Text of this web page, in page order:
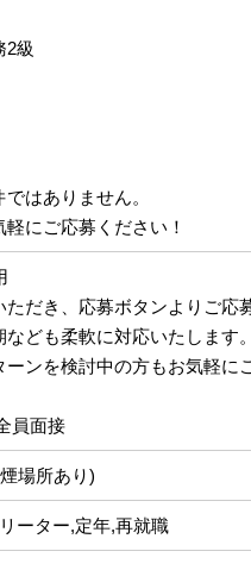
2級
はありません。
にご応募ください！
だき、応募ボタンよりご応
ども柔軟に対応いたします。
ンを検討中の方もお気軽に
員面接
場所あり)
ーター,定年,再就職